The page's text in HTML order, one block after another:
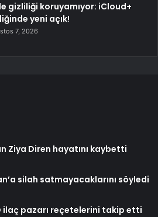
gizliliği koruyamıyor: iCloud+
yeni açık!
7, 2026
Ziya Diren hayatını kaybetti
silah satmayacaklarını söyledi
ilaç pazarı reçetelerini takip etti